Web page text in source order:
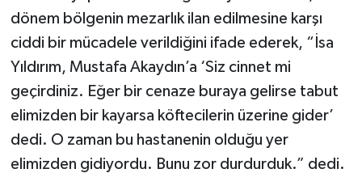
dönem bölgenin mezarlık ilan edilmesine karşı
ciddi bir mücadele verildiğini ifade ederek, “İsa
Yıldırım, Mustafa Akaydın’a ‘Siz cinnet mi
geçirdiniz. Eğer bir cenaze buraya gelirse tabut
elimizden bir kayarsa köftecilerin üzerine gider’
dedi. O zaman bu hastanenin olduğu yer
elimizden gidiyordu. Bunu zor durdurduk.” dedi.